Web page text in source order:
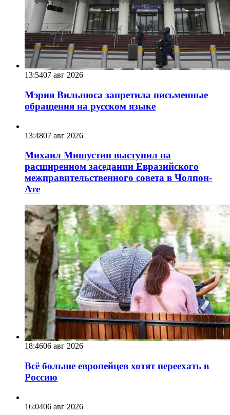
13:5407 авг 2026
Мэрия Вильнюса запретила письменные
обращения на русском языке
13:4807 авг 2026
Михаил Мишустин выступил на
расширенном заседании Евразийского
межправительственного совета в Чолпон-
Ате
18:4606 авг 2026
Всё больше европейцев хотят переехать в
Россию
16:0406 авг 2026